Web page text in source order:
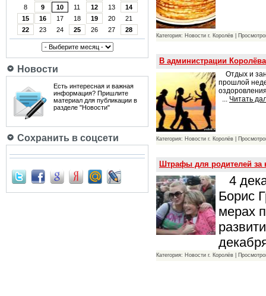
8
9 10 11 12 13
14
15
16 17 18 19 20
21
22
23 24 25 26 27 28
Новости
Есть интересная и важная
информация? Пришлите
материал для публикации в
разделе "Новости"
Сохранить в соцсети
Категория: Новости г. Королёв |
В администрации
Отдых и
прошлой
... Читать
Категория: Новости г. Королёв |
Штрафы для родителей за
4
Борис
мерах
Категория: Новости г. Королёв |